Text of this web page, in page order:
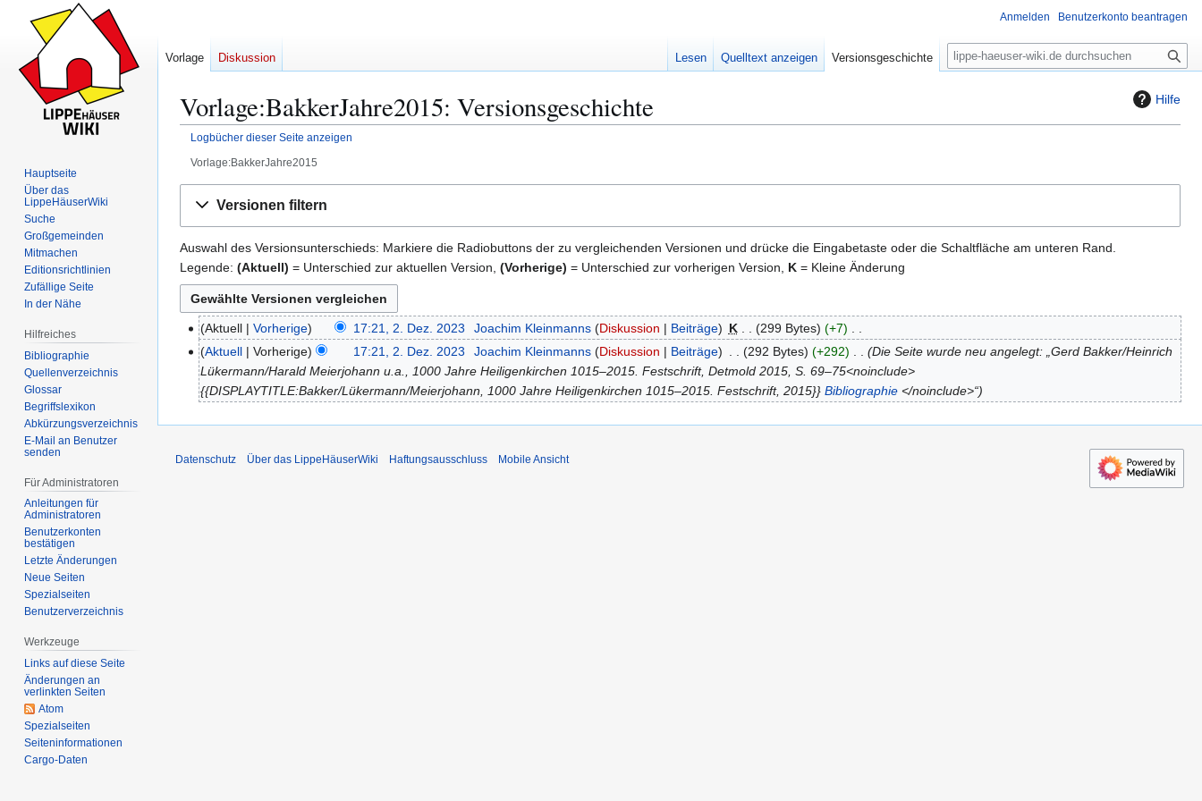
Hilfe
Vorlage:BakkerJahre2015: Versionsgeschichte
Logbücher dieser Seite anzeigen
Vorlage:BakkerJahre2015
Navigation
Suche
Versionen filtern
Auswahl des Versionsunterschieds: Markiere die Radiobuttons der zu vergleichenden Versionen und drücke die Eingabetaste oder die Schaltfläche am unteren Rand.
Legende: (Aktuell) = Unterschied zur aktuellen Version, (Vorherige) = Unterschied zur vorherigen Version, K = Kleine Änderung
e
b
Aktuell Vorherige 17:21, 2. Dez. 2023 Joachim Kleinmanns Diskussion Beiträge K 299 Bytes
+7
K
e
i
n
e
e
Aktuell Vorherige 17:21, 2. Dez. 2023 Joachim Kleinmanns Diskussion Beiträge 292 Bytes +292
Die Seite wurde neu angelegt: „Gerd Bakker/Heinrich
Lükermann/Harald Meierjohann u.a., 1000 Jahre Heiligenkirchen 1015–2015. Festschrift, Detmold 2015, S. 69–75<noinclude>
{{DISPLAYTITLE:Bakker/Lükermann/Meierjohann, 1000 Jahre Heiligenkirchen 1015–2015. Festschrift, 2015}}Bibliographie </noinclude>“
Anmelden Benutzerkonto beantragen
Vorlage Diskussion Lesen Quelltext anzeigen Versionsgeschichte
S
u
e
Hauptseite
Über das
LippeHäuserWiki
Suche
Großgemeinden
Mitmachen
Editionsrichtlinien
Zufällige Seite
In der Nähe
Hilfreiches
Bibliographie
Quellenverzeichnis
Glossar
Begriffslexikon
Abkürzungsverzeichnis
E-Mail an Benutzer
senden
Für Administratoren
Anleitungen für
Administratoren
Benutzerkonten
bestätigen
Letzte Änderungen
Neue Seiten
Spezialseiten
Benutzerverzeichnis
Werkzeuge
Links auf diese Seite
Änderungen an
verlinkten Seiten
Atom
Spezialseiten
Seiten­­informationen
Cargo-Daten
Datenschutz Über das LippeHäuserWiki Haftungsausschluss Mobile Ansicht